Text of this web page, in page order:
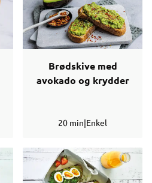
Brødskive med
avokado og krydder
20 min|Enkel